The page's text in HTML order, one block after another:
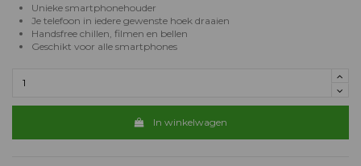
Unieke smartphonehouder
Je telefoon in iedere gewenste hoek draaien
Handsfree chillen, filmen en bellen
Geschikt voor alle smartphones
In winkelwagen